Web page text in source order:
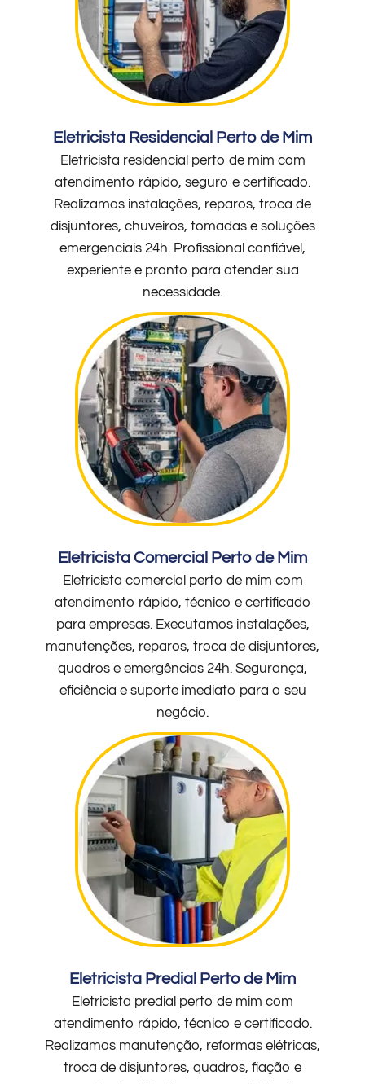
Eletricista Residencial Perto de Mim
Eletricista residencial perto de mim com
atendimento rápido, seguro e certificado.
Realizamos instalações, reparos, troca de
disjuntores, chuveiros, tomadas e soluções
emergenciais 24h. Profissional confiável,
experiente e pronto para atender sua
necessidade.
Eletricista Comercial Perto de Mim
Eletricista comercial perto de mim com
atendimento rápido, técnico e certificado
para empresas. Executamos instalações,
manutenções, reparos, troca de disjuntores,
quadros e emergências 24h. Segurança,
eficiência e suporte imediato para o seu
negócio.
Eletricista Predial Perto de Mim
Eletricista predial perto de mim com
atendimento rápido, técnico e certificado.
Realizamos manutenção, reformas elétricas,
troca de disjuntores, quadros, fiação e